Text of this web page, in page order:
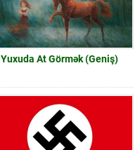
Yuxuda At Görmək (Geniş)